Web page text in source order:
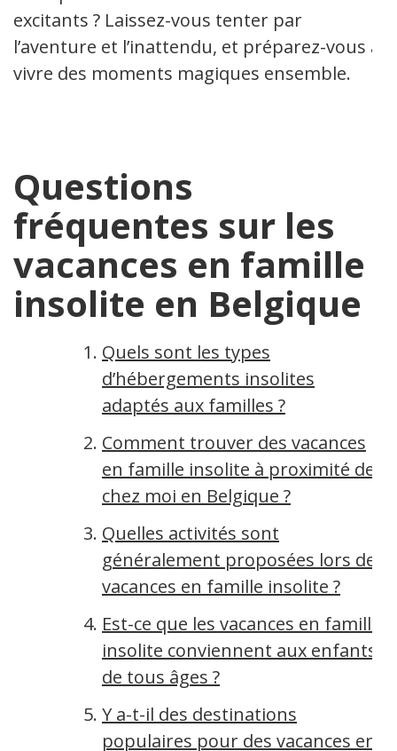
excitants ? Laissez-vous tenter par
l’aventure et l’inattendu, et préparez-vous à
vivre des moments magiques ensemble.
Questions
fréquentes sur les
vacances en famille
insolite en Belgique
Quels sont les types
d’hébergements insolites
adaptés aux familles ?
Comment trouver des vacances
en famille insolite à proximité de
chez moi en Belgique ?
Quelles activités sont
généralement proposées lors de
vacances en famille insolite ?
Est-ce que les vacances en famille
insolite conviennent aux enfants
de tous âges ?
Y a-t-il des destinations
populaires pour des vacances en